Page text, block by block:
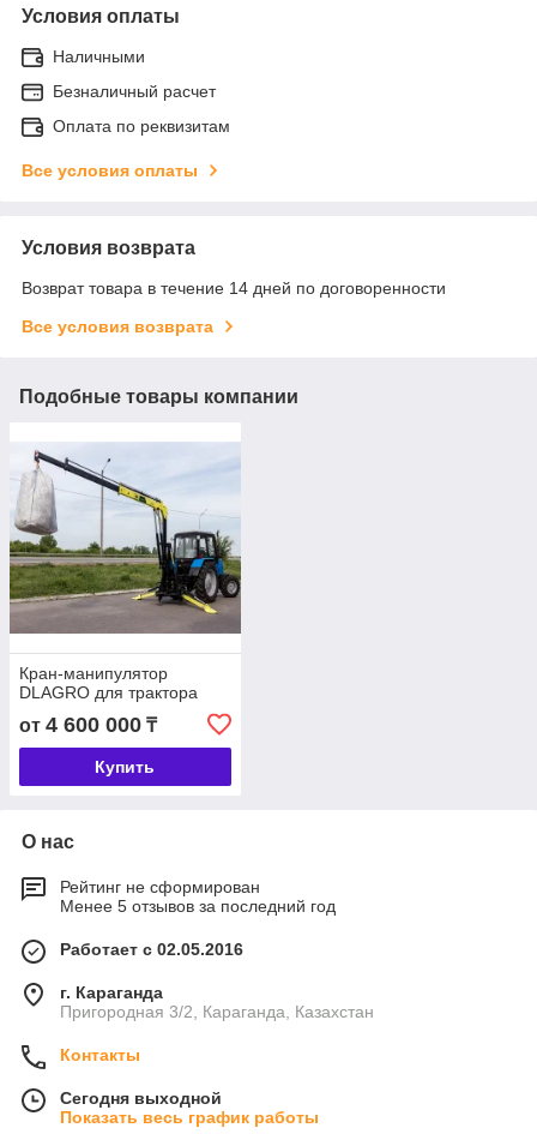
Условия оплаты
Наличными
Безналичный расчет
Оплата по реквизитам
Все условия оплаты
Условия возврата
Возврат товара в течение 14 дней по договоренности
Все условия возврата
Подобные товары компании
Кран-манипулятор
DLAGRO для трактора
от 4 600 000 ₸
Купить
О нас
Рейтинг не сформирован
Менее 5 отзывов за последний год
Работает с 02.05.2016
г. Караганда
Пригородная 3/2, Караганда, Казахстан
Контакты
Сегодня выходной
Показать весь график работы